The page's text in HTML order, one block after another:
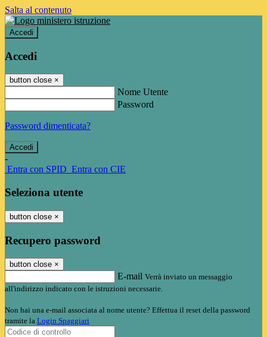
Salta al contenuto
Accedi
Accedi
button close ×
Nome Utente
Password
Password dimenticata?
-
Entra con SPID Entra con CIE
Seleziona utente
button close ×
Recupero password
button close ×
E-mail Verrà inviato un messaggio
all'indirizzo indicato con le istruzioni necessarie.
Non hai una e-mail associata al nome utente? Effettua il reset della password
tramite la Login Spaggiari